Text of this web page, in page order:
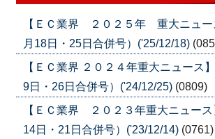
【ＥＣ業界 ２０２５年 重大ニュー
月18日・25日合併号）('25/12/18)
【ＥＣ業界 ２０２４年重大ニュース
9日・26日合併号）('24/12/25) (0809)
【ＥＣ業界 ２０２３年重大ニュース
14日・21日合併号）('23/12/14) (0761)